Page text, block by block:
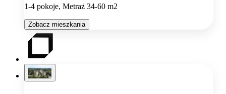
1-4 pokoje, Metraż 34-60 m2
Zobacz mieszkania